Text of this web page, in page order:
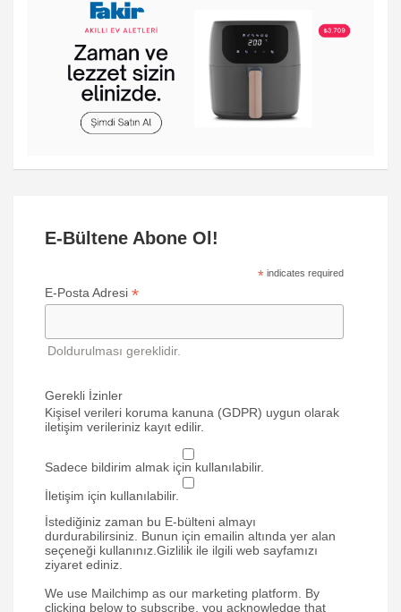
E-Bültene Abone Ol!
* indicates required
E-Posta Adresi *
Doldurulması gereklidir.
Gerekli İzinler
Kişisel verileri koruma kanuna (GDPR) uygun olarak
iletişim verileriniz kayıt edilir.
Sadece bildirim almak için kullanılabilir.
İletişim için kullanılabilir.
İstediğiniz zaman bu E-bülteni almayı
durdurabilirsiniz. Bunun için emailin altında yer alan
seçeneği kullanınız.Gizlilik ile ilgili web sayfamızı
ziyaret ediniz.
We use Mailchimp as our marketing platform. By
clicking below to subscribe, you acknowledge that